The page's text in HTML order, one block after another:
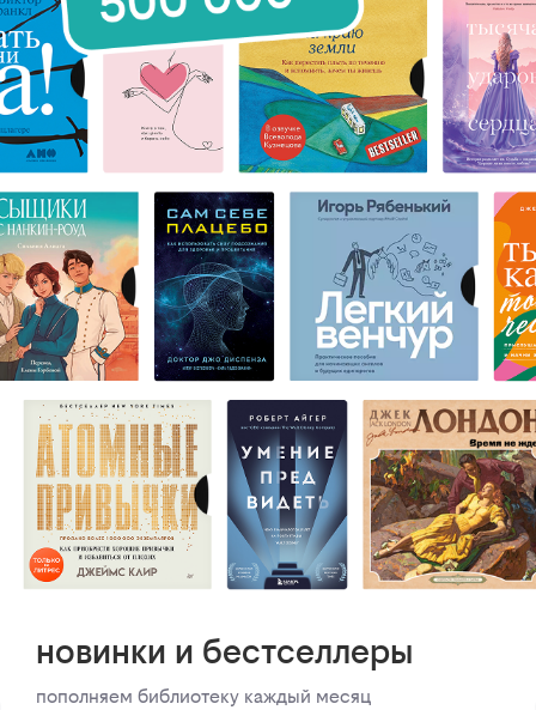
новинки и бестселлеры
пополняем библиотеку каждый месяц